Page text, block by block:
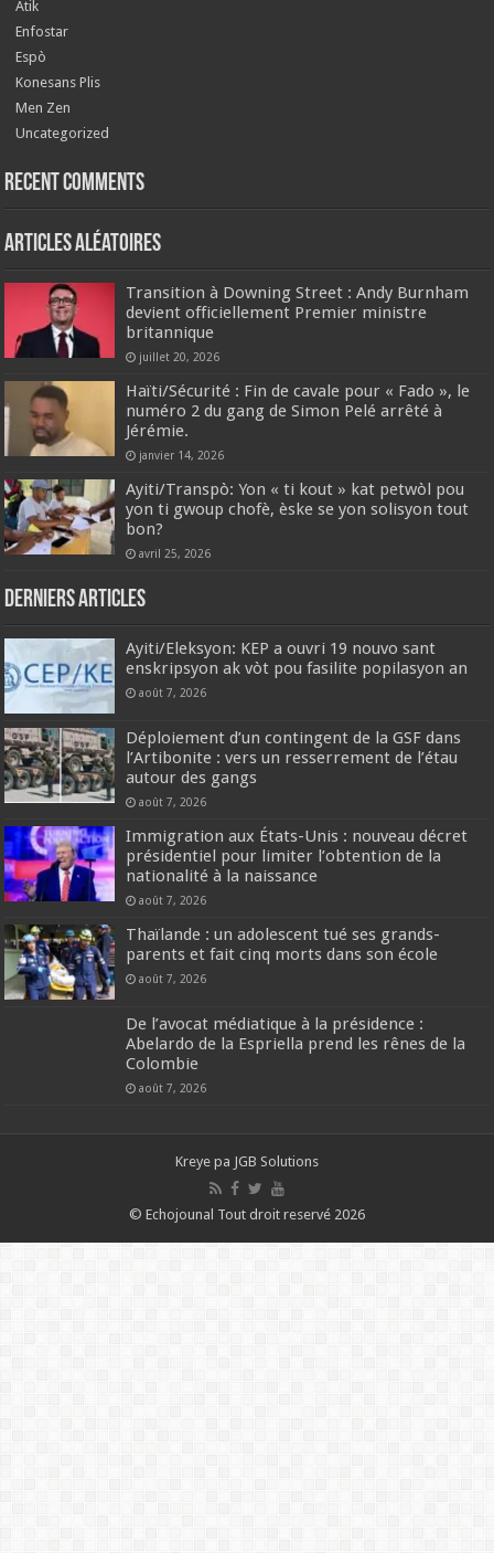
Atik
Enfostar
Espò
Konesans Plis
Men Zen
Uncategorized
Recent Comments
Articles aléatoires
Transition à Downing Street : Andy Burnham
devient officiellement Premier ministre
britannique
juillet 20, 2026
Haïti/​Sécurité : Fin de cavale pour « Fado », le
numéro 2 du gang de Simon Pelé arrêté à
Jérémie.
janvier 14, 2026
Ayiti/Transpò: Yon « ti kout » kat petwòl pou
yon ti gwoup chofè, èske se yon solisyon tout
bon?
avril 25, 2026
Derniers articles
‎Ayiti/Eleksyon: KEP a ouvri 19 nouvo sant
enskripsyon ak vòt pou fasilite popilasyon an
août 7, 2026
Déploiement d’un contingent de la GSF dans
l’Artibonite : vers un resserrement de l’étau
autour des gangs
août 7, 2026
Immigration aux États-Unis : nouveau décret
présidentiel pour limiter l’obtention de la
nationalité à la naissance
août 7, 2026
Thaïlande : un adolescent tué ses grands-
parents et fait cinq morts dans son école
août 7, 2026
De l’avocat médiatique à la présidence :
Abelardo de la Espriella prend les rênes de la
Colombie
août 7, 2026
Kreye pa JGB Solutions
© Echojounal Tout droit reservé 2026